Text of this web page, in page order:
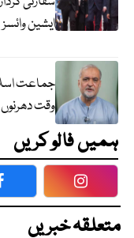
ایشین وائسز
وقت
ہمیں فالو کریں
متعلقہ خبریں